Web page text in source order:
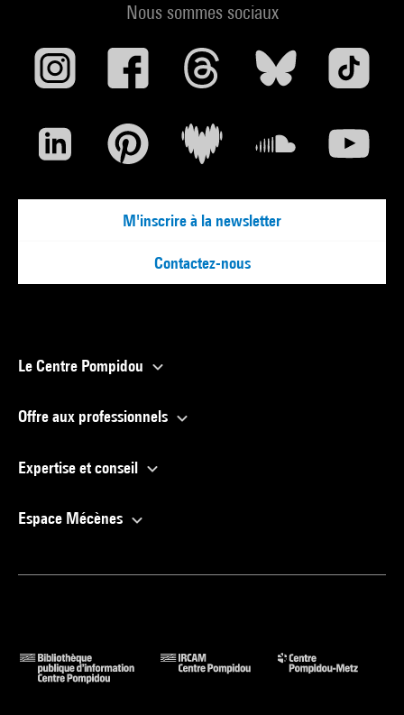
Nous sommes sociaux
M'inscrire à la newsletter
Contactez-nous
Le Centre Pompidou
Offre aux professionnels
Expertise et conseil
Espace Mécènes